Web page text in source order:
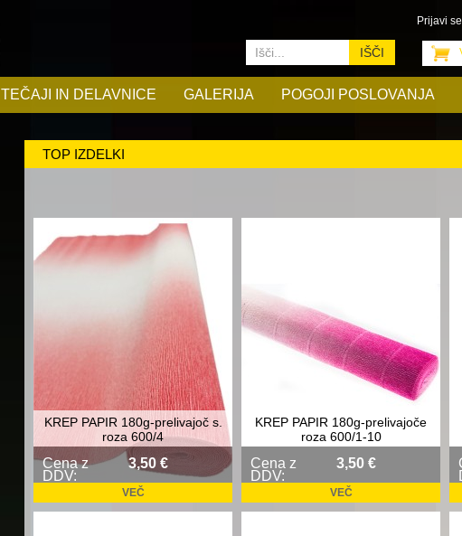
Prijavi se
TEČAJI IN DELAVNICE GALERIJA POGOJI POSLOVANJA
IŠČI
TOP IZDELKI
KREP PAPIR 180g-prelivajoč s.
roza 600/4
Cena z
DDV:
3,50 €
VEČ
KREP PAPIR 180g-prelivajoče
roza 600/1-10
Cena z
DDV:
3,50 €
VEČ